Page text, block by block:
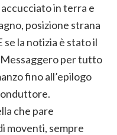
accucciato in terra e
posizione strana
se la notizia è stato il
Messaggero per tutto
fino all’epilogo
che pare
moventi, sempre